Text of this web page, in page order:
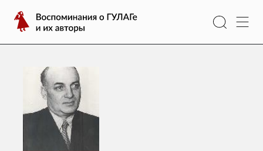
содержимому
Воспоминания
о
ГУЛАГе
авторы